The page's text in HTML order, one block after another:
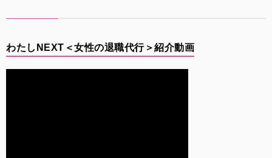
わたしNEXT＜女性の退職代行＞紹介動画